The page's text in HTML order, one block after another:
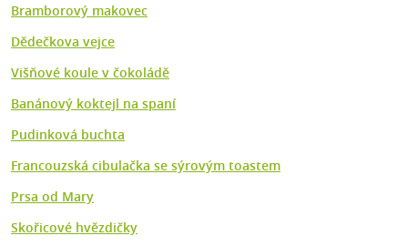
Bramborový makovec
Dědečkova vejce
Višňové koule v čokoládě
Banánový koktejl na spaní
Pudinková buchta
Francouzská cibulačka se sýrovým toastem
Prsa od Mary
Skořicové hvězdičky